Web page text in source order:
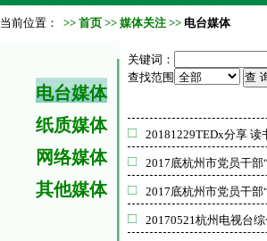
当前位置： >> 首页 >> 媒体关注 >> 电台媒体
电台媒体
纸质媒体
网络媒体
其他媒体
关键词：
查找范围
20181229TEDx分享 读
2017底杭州市党员干
2017底杭州市党员干
20170521杭州电视台